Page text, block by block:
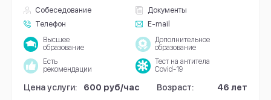
Собеседование
Документы
Телефон
E-mail
Высшее
образование
Дополнительное
образование
Есть
рекомендации
Тест на антитела
Covid-19
Цена услуги: 600 руб/час Возраст: 46 лет